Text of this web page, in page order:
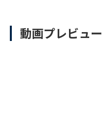
動画プレビュー